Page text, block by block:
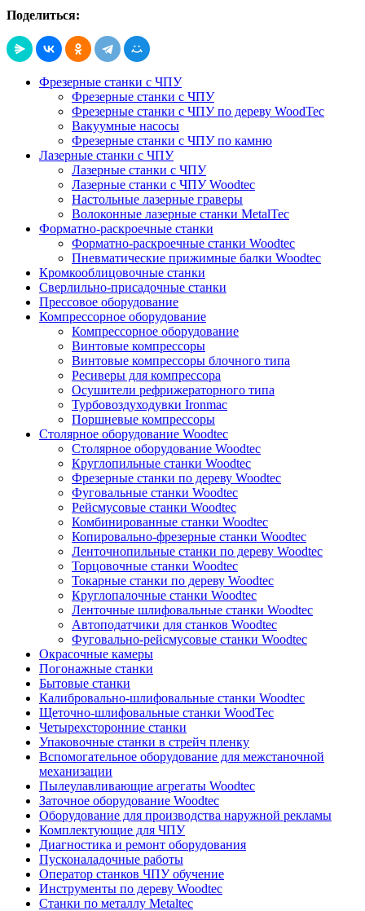
Поделиться:
Фрезерные станки с ЧПУ
Фрезерные станки с ЧПУ
Фрезерные станки с ЧПУ по дереву WoodTec
Вакуумные насосы
Фрезерные станки с ЧПУ по камню
Лазерные станки с ЧПУ
Лазерные станки с ЧПУ
Лазерные станки с ЧПУ Woodtec
Настольные лазерные граверы
Волоконные лазерные станки MetalTec
Форматно-раскроечные станки
Форматно-раскроечные станки Woodtec
Пневматические прижимные балки Woodtec
Кромкооблицовочные станки
Сверлильно-присадочные станки
Прессовое оборудование
Компрессорное оборудование
Компрессорное оборудование
Винтовые компрессоры
Винтовые компрессоры блочного типа
Ресиверы для компрессора
Осушители рефрижераторного типа
Турбовоздуходувки Ironmac
Поршневые компрессоры
Столярное оборудование Woodtec
Столярное оборудование Woodtec
Круглопильные станки Woodtec
Фрезерные станки по дереву Woodtec
Фуговальные станки Woodtec
Рейсмусовые станки Woodtec
Комбинированные станки Woodtec
Копировально-фрезерные станки Woodtec
Ленточнопильные станки по дереву Woodtec
Торцовочные станки Woodtec
Токарные станки по дереву Woodtec
Круглопалочные станки Woodtec
Ленточные шлифовальные станки Woodtec
Автоподатчики для станков Woodtec
Фуговально-рейсмусовые станки Woodtec
Окрасочные камеры
Погонажные станки
Бытовые станки
Калибровально-шлифовальные станки Woodtec
Щеточно-шлифовальные станки WoodTec
Четырехсторонние станки
Упаковочные станки в стрейч пленку
Вспомогательное оборудование для межстаночной
механизации
Пылеулавливающие агрегаты Woodtec
Заточное оборудование Woodtec
Оборудование для производства наружной рекламы
Комплектующие для ЧПУ
Диагностика и ремонт оборудования
Пусконаладочные работы
Оператор станков ЧПУ обучение
Инструменты по дереву Woodtec
Станки по металлу Metaltec